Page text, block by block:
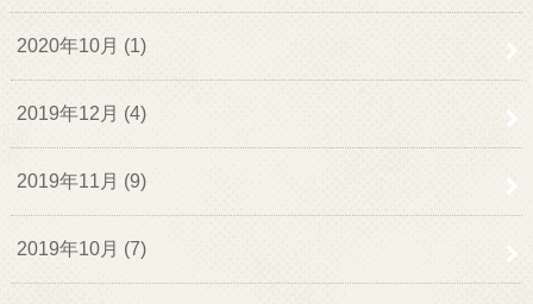
2020年10月 (1)
2019年12月 (4)
2019年11月 (9)
2019年10月 (7)